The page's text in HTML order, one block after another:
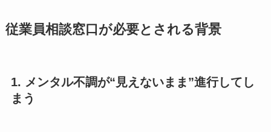
従業員相談窓口が必要とされる背景
1. メンタル不調が“見えないまま”進行してし
まう